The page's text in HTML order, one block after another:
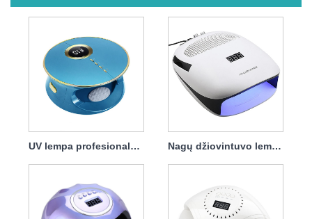
UV lempa profesionalus nagų džiovintuvas 168w Nagų džiovintuvo lempa dulkių surinkėjas 140w 4 in1